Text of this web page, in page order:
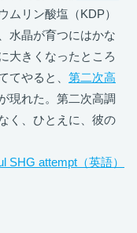
ムリン酸塩（KDP）
水晶が育つにはかな
大きくなったところ
てやると、 第二次高
現れた。第二次高調
く、ひとえに、彼の
SHG attempt（英語）